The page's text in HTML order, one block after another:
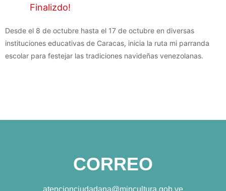
Finalizdo!
Desde el 8 de octubre hasta el 17 de octubre en diversas
instituciones educativas de Caracas, inicia la ruta mi parranda
escolar para festejar las tradiciones navideñas venezolanas.
CORREO